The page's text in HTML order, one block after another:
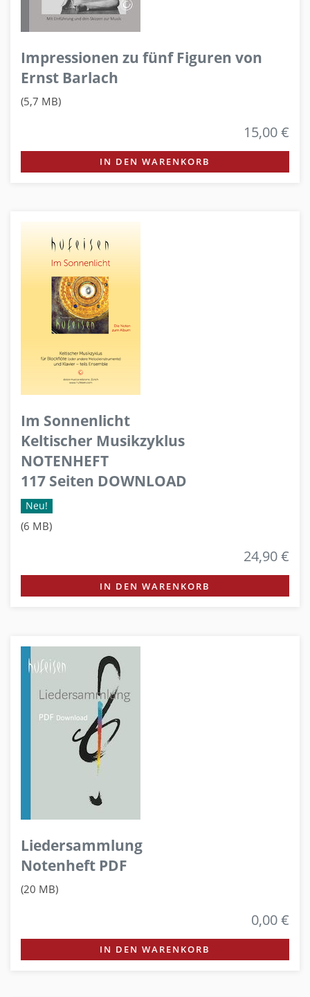
Impressionen zu fünf Figuren von
Ernst Barlach
(5,7 MB)
15,00 €
IN DEN WARENKORB
Im Sonnenlicht
Keltischer Musikzyklus
NOTENHEFT
117 Seiten DOWNLOAD
Neu!
(6 MB)
24,90 €
IN DEN WARENKORB
Liedersammlung
Notenheft PDF
(20 MB)
0,00 €
IN DEN WARENKORB